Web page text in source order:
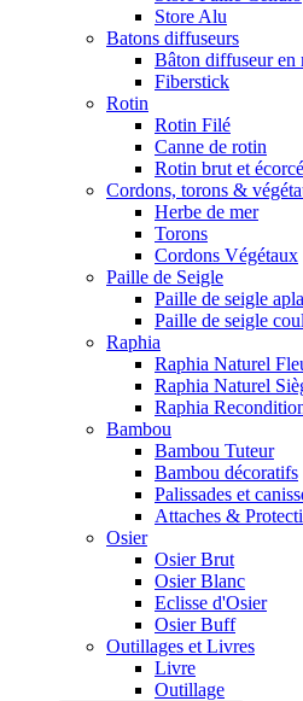
Store Alu
Batons diffuseurs
Bâton diffuseur en
Fiberstick
Rotin
Rotin Filé
Canne de rotin
Rotin brut et écorcé
Cordons, torons &
Herbe de mer
Torons
Cordons Végétaux
Paille de Seigle
Paille de seigle
Paille de seigle
Raphia
Raphia Naturel
Raphia Naturel
Raphia
Bambou
Bambou Tuteur
Bambou décoratifs
Palissades et
Attaches &
Osier
Osier Brut
Osier Blanc
Eclisse d'Osier
Osier Buff
Outillages et Livres
Livre
Outillage